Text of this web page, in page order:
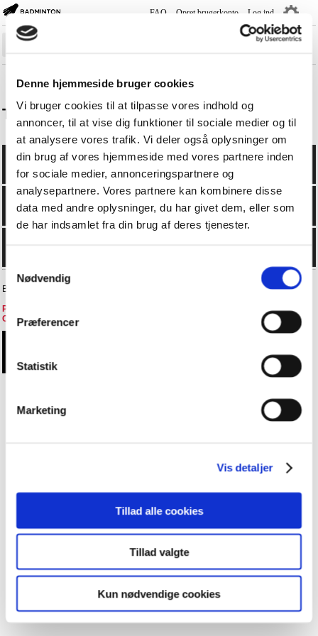
Denne hjemmeside bruger cookies
Vi bruger cookies til at tilpasse vores indhold og
annoncer, til at vise dig funktioner til sociale medier og til
at analysere vores trafik. Vi deler også oplysninger om
din brug af vores hjemmeside med vores partnere inden
for sociale medier, annonceringspartnere og
analysepartnere. Vores partnere kan kombinere disse
data med andre oplysninger, du har givet dem, eller som
de har indsamlet fra din brug af deres tjenester.
Nødvendig
Præferencer
Statistik
Marketing
Vis detaljer
Tillad alle cookies
Tillad valgte
Kun nødvendige cookies
FAQ Opret brugerkonto Log ind
―
Sæsonplan
Rank-/Rækkelister
Holdturnering
Turnering
Spillere
Klubber
Kurser
Turneringsresultater og Program
BadmintonPlayer.dk - +4570605076 -
Privatlivspolitik i BD
Handelsbetingelser
Cookieindstillinger